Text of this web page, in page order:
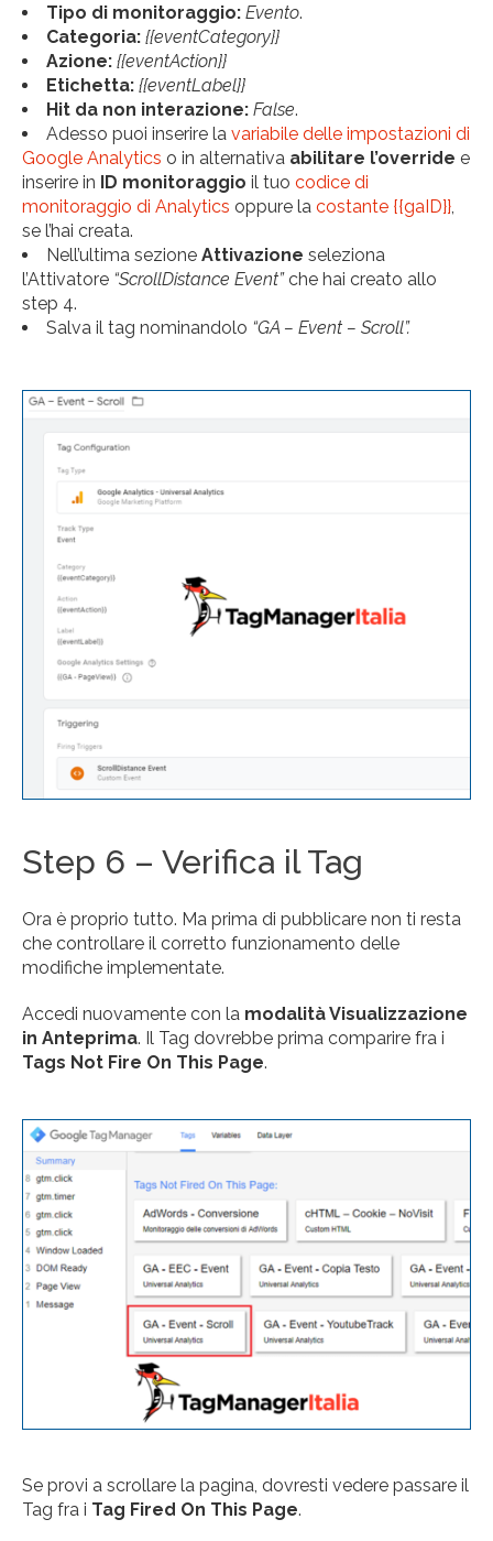
Tipo di monitoraggio: Evento.
Categoria: {{eventCategory}}
Azione: {{eventAction}}
Etichetta: {{eventLabel}}
Hit da non interazione: False.
Adesso puoi inserire la variabile delle impostazioni di
Google Analytics o in alternativa abilitare l’override e
inserire in ID monitoraggio il tuo codice di
monitoraggio di Analytics oppure la costante {{gaID}}
se l’hai creata.
Nell’ultima sezione Attivazione seleziona
l’Attivatore “ScrollDistance Event”che hai creato allo
step 4.
Salva il tag nominandolo “GA – Event – Scroll”.
Step 6 – Verifica il Tag
Ora è proprio tutto. Ma prima di pubblicare non ti resta
che controllare il corretto funzionamento delle
modifiche implementate.
Accedi nuovamente con la modalità Visualizzazione
in Anteprima. Il Tag dovrebbe prima comparire fra i
Tags Not Fire On This Page.
Se provi a scrollare la pagina, dovresti vedere passare il
Tag fra i Tag Fired On This Page.